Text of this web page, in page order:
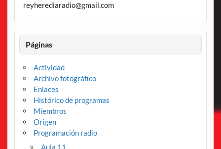
reyherediaradio@gmail.com
Páginas
Actividad
Archivo fotográfico
Enlaces
Histórico de programas
Miembros
Origen
Programación radio
Aula 11